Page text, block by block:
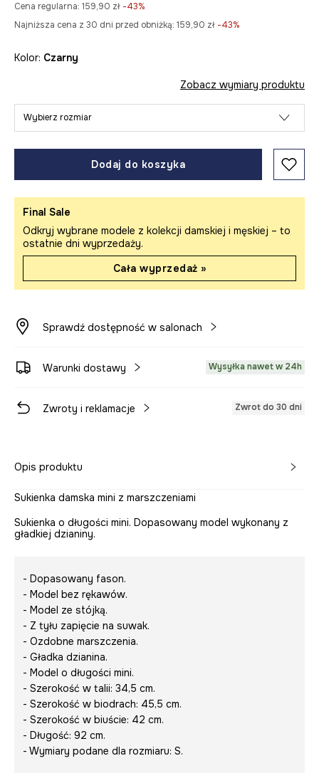
Cena regularna: 159,90 zł -43%
Najniższa cena z 30 dni przed obniżką: 159,90 zł -43%
Kolor: czarny
Zobacz wymiary produktu
Wybierz rozmiar
Dodaj do koszyka
Final Sale
Odkryj wybrane modele z kolekcji damskiej i męskiej – to
ostatnie dni wyprzedaży.
Cała wyprzedaż »
Sprawdź dostępność w salonach
Warunki dostawy Wysyłka nawet w 24h
Zwroty i reklamacje Zwrot do 30 dni
Opis produktu
Sukienka damska mini z marszczeniami
Sukienka o długości mini. Dopasowany model wykonany z
gładkiej dzianiny.
- Dopasowany fason.
- Model bez rękawów.
- Model ze stójką.
- Z tyłu zapięcie na suwak.
- Ozdobne marszczenia.
- Gładka dzianina.
- Model o długości mini.
- Szerokość w talii: 34,5 cm.
- Szerokość w biodrach: 45,5 cm.
- Szerokość w biuście: 42 cm.
- Długość: 92 cm.
- Wymiary podane dla rozmiaru: S.